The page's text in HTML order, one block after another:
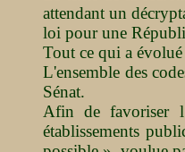
attendant un
loi pour une
Tout ce qui a évolué
L'ensemble des
Sénat.
Afin de favoriser
établissements